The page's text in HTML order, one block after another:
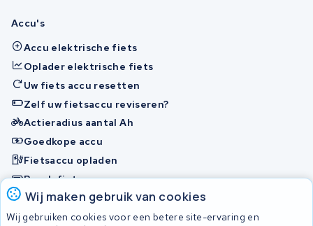
Wij maken gebruik van cookies
Wij gebruiken cookies voor een betere site-ervaring en
Accu's
Accu elektrische fiets
Oplader elektrische fiets
Uw fiets accu resetten
Zelf uw fietsaccu reviseren?
Actieradius aantal Ah
Goedkope accu
Fietsaccu opladen
Bosch fietsaccu
Nakijken en contact opnemen
Onherstelbaar